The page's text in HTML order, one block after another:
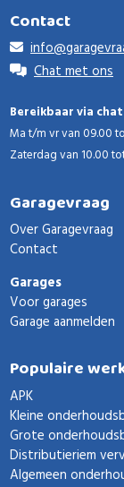
Contact
Chat met ons
Bereikbaar via chat
Ma t/m vr van 09.00
Zaterdag van 10.00
Garagevraag
Over Garagevraag
Contact
Garages
Voor garages
Garage aanmelden
Populaire
APK
Kleine
Grote
Distributieriem
Algemeen